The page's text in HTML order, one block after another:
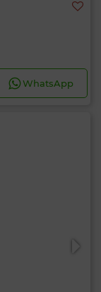
WhatsApp